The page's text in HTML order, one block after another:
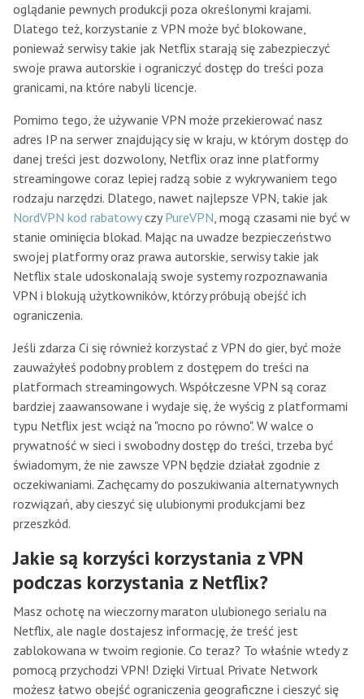
oglądanie pewnych produkcji poza określonymi krajami.
Dlatego też, korzystanie z VPN może być blokowane,
ponieważ serwisy takie jak Netflix starają się zabezpieczyć
swoje prawa autorskie i ograniczyć dostęp do treści poza
granicami, na które nabyli licencje.
Pomimo tego, że używanie VPN może przekierować nasz
adres IP na serwer znajdujący się w kraju, w którym dostęp do
danej treści jest dozwolony, Netflix oraz inne platformy
streamingowe coraz lepiej radzą sobie z wykrywaniem tego
rodzaju narzędzi. Dlatego, nawet najlepsze VPN, takie jak
NordVPN kod rabatowyczyPureVPN, mogą czasami nie być w
stanie ominięcia blokad. Mając na uwadze bezpieczeństwo
swojej platformy oraz prawa autorskie, serwisy takie jak
Netflix stale udoskonalają swoje systemy rozpoznawania
VPN i blokują użytkowników, którzy próbują obejść ich
ograniczenia.
Jeśli zdarza Ci się również korzystać z VPN do gier, być może
zauważyłeś podobny problem z dostępem do treści na
platformach streamingowych. Współczesne VPN są coraz
bardziej zaawansowane i wydaje się, że wyścig z platformami
typu Netflix jest wciąż na "mocno po równo". W walce o
prywatność w sieci i swobodny dostęp do treści, trzeba być
świadomym, że nie zawsze VPN będzie działał zgodnie z
oczekiwaniami. Zachęcamy do poszukiwania alternatywnych
rozwiązań, aby cieszyć się ulubionymi produkcjami bez
przeszkód.
Jakie są korzyści korzystania z VPN
podczas korzystania z Netflix?
Masz ochotę na wieczorny maraton ulubionego serialu na
Netflix, ale nagle dostajesz informację, że treść jest
zablokowana w twoim regionie. Co teraz? To właśnie wtedy z
pomocą przychodzi VPN! Dzięki Virtual Private Network
możesz łatwo obejść ograniczenia geograficzne i cieszyć się